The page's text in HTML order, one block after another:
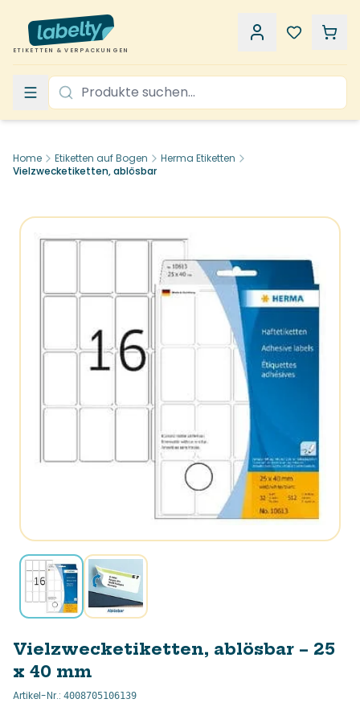
ETIKETTEN & VERPACKUNGEN
Home Etiketten auf Bogen
Herma Etiketten
Vielzwecketiketten, ablösbar
Vielzwecketiketten, ablösbar – 25
x 40 mm
Artikel-Nr.: 4008705106139